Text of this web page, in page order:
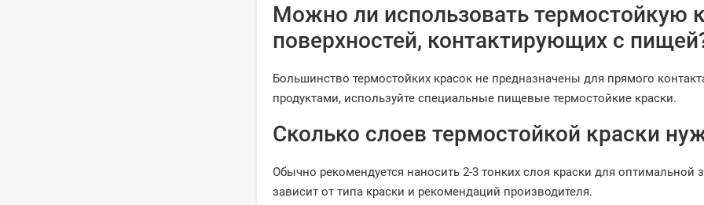
Можно ли использовать термостойкую
поверхностей, контактирующих с
Большинство термостойких красок не предназначены для прямого
продуктами, используйте специальные пищевые термостойкие краски.
Сколько слоев термостойкой краски
Обычно рекомендуется наносить 2-3 тонких слоя краски для
зависит от типа краски и рекомендаций производителя.